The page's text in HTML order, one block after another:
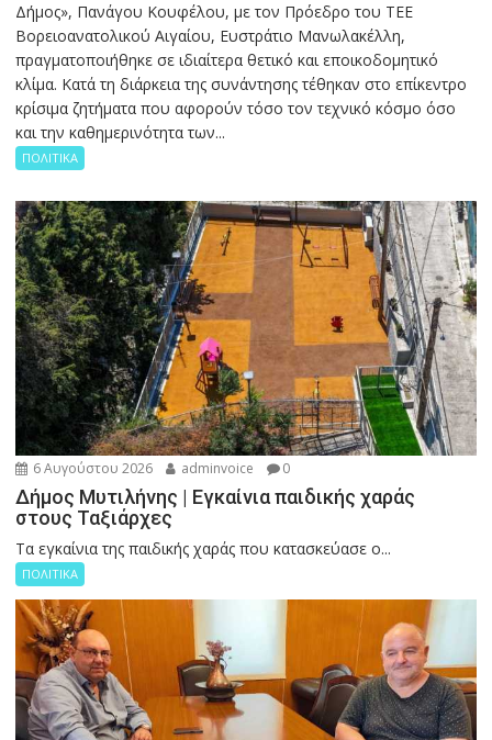
Δήμος», Πανάγου Κουφέλου, με τον Πρόεδρο του ΤΕΕ
Βορειοανατολικού Αιγαίου, Ευστράτιο Μανωλακέλλη,
πραγματοποιήθηκε σε ιδιαίτερα θετικό και εποικοδομητικό
κλίμα. Κατά τη διάρκεια της συνάντησης τέθηκαν στο επίκεντρο
κρίσιμα ζητήματα που αφορούν τόσο τον τεχνικό κόσμο όσο
και την καθημερινότητα των...
ΠΟΛΙΤΙΚΑ
6 Αυγούστου 2026 adminvoice 0
Δήμος Μυτιλήνης | Εγκαίνια παιδικής χαράς
στους Ταξιάρχες
Tα εγκαίνια της παιδικής χαράς που κατασκεύασε ο...
ΠΟΛΙΤΙΚΑ